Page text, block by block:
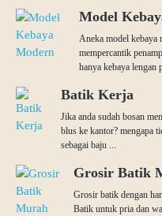
Model
Aneka model kebaya
mempercantik
hanya kebaya lengan
Batik Kerja
Jika anda sudah bosan
blus ke kantor? mengapa
sebagai baju ...
Grosir Batik
Grosir batik dengan
Batik untuk pria dan